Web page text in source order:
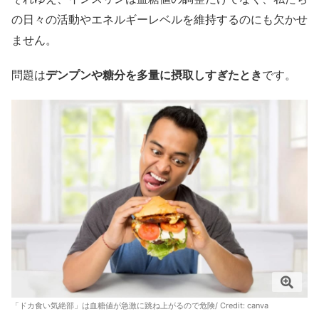
の日々の活動やエネルギーレベルを維持するのにも欠かせ
ません。
問題はデンプンや糖分を多量に摂取しすぎたときです。
「ドカ食い気絶部」は血糖値が急激に跳ね上がるので危険/ Credit: canva